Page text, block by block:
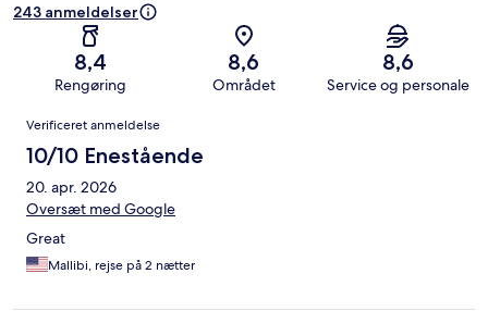
243 anmeldelser
8,4
Rengøring
8,6
Området
8,6
Service og personale
Anmeldelser
Verificeret anmeldelse
10/10 Enestående
20. apr. 2026
Oversæt med Google
Great
Mallibi, rejse på 2 nætter